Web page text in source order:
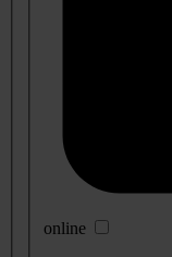
online